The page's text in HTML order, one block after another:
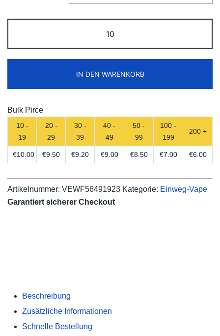
ShiSha
25000
Disposable
Vape
Shipping
Menge
IN DEN WARENKORB
Bulk Pirce
10 -
19
20 -
29
30 -
39
40 -
49
50 -
99
100 -
199
200 +
€10.00 €9.50 €9.20 €9.00 €8.50 €7.00 €6.00
Artikelnummer: VEWF56491923 Kategorie: Einweg-Vape
Garantiert sicherer Checkout
Beschreibung
Zusätzliche Informationen
Schnelle Bestellung